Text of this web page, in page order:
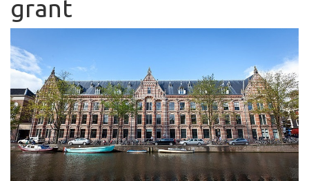
Blog
Yana
Qidirish
Kirish
grant